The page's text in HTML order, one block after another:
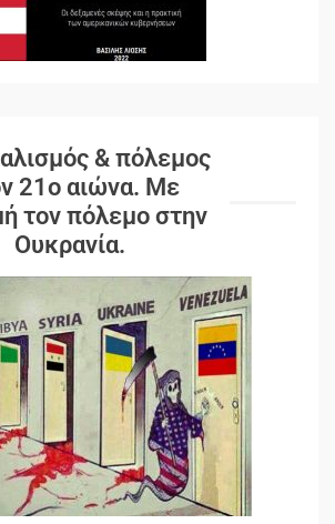
& πόλεμος
21ο αιώνα. Mε
τον πόλεμο στην
Ουκρανία.